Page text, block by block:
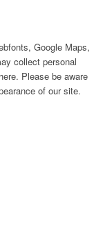
Google Maps,
collect personal
Please be aware
of our site.